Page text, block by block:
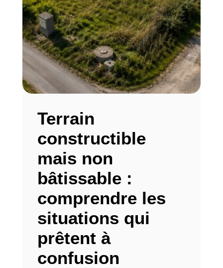
Terrain
constructible
mais non
bâtissable :
comprendre les
situations qui
prêtent à
confusion